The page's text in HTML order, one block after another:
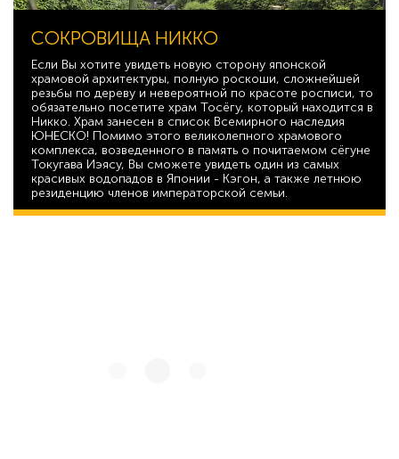
СОКРОВИЩА НИККО
Если Вы хотите увидеть новую сторону японской
храмовой архитектуры, полную роскоши, сложнейшей
резьбы по дереву и невероятной по красоте росписи, то
обязательно посетите храм Тосёгу, который находится в
Никко. Храм занесен в список Всемирного наследия
ЮНЕСКО! Помимо этого великолепного храмового
комплекса, возведенного в память о почитаемом сёгуне
Токугава Иэясу, Вы сможете увидеть один из самых
красивых водопадов в Японии - Кэгон, а также летнюю
резиденцию членов императорской семьи.